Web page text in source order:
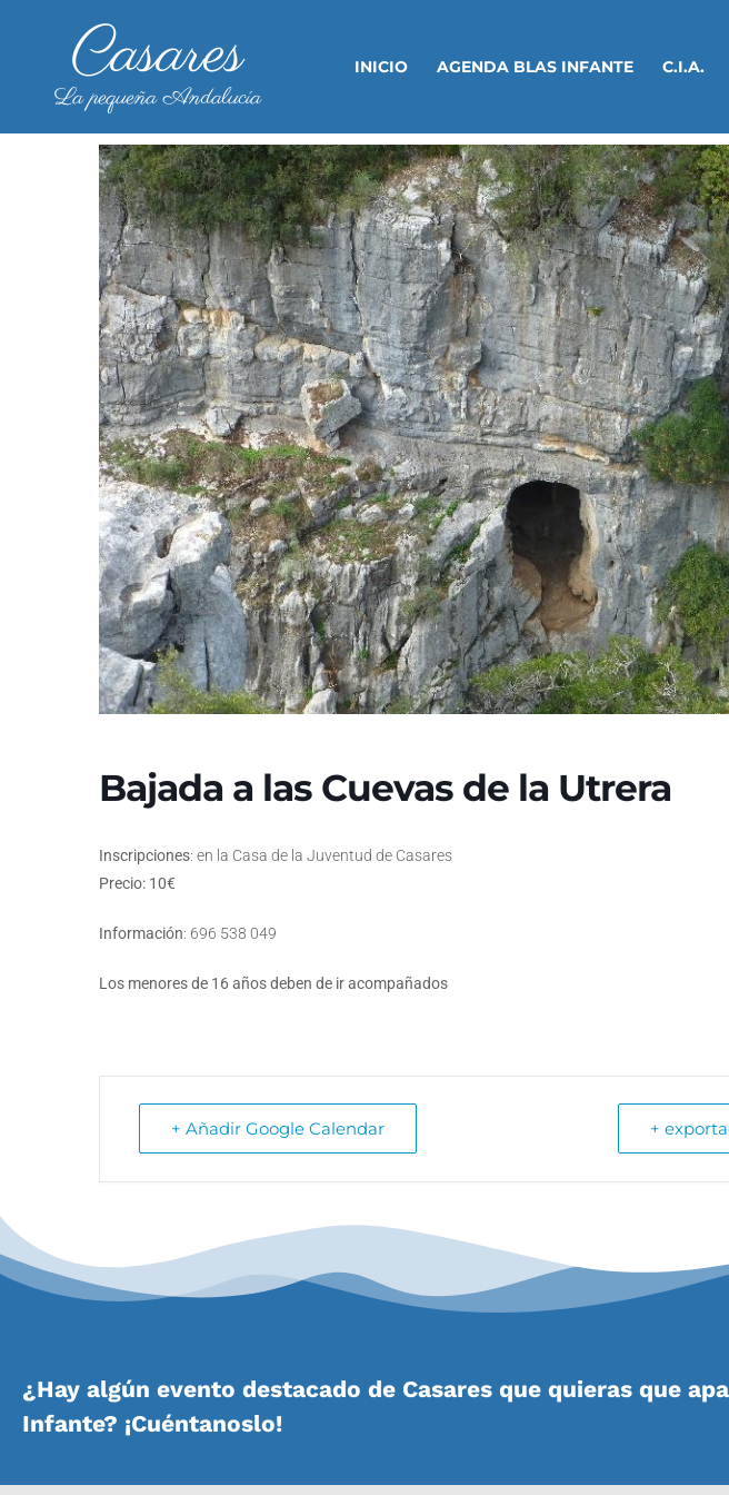
Casares
La pequeña Andalucía
INICIO AGENDA BLAS INFANTE C.I.A.
Bajada a las Cuevas de la Utrera
Inscripciones: en la Casa de la Juventud de Casares
Precio: 10€
Información: 696 538 049
Los menores de 16 años deben de ir acompañados
+ Añadir Google Calendar +
¿Hay algún evento destacado de Casares que quieras que
Infante? ¡Cuéntanoslo!